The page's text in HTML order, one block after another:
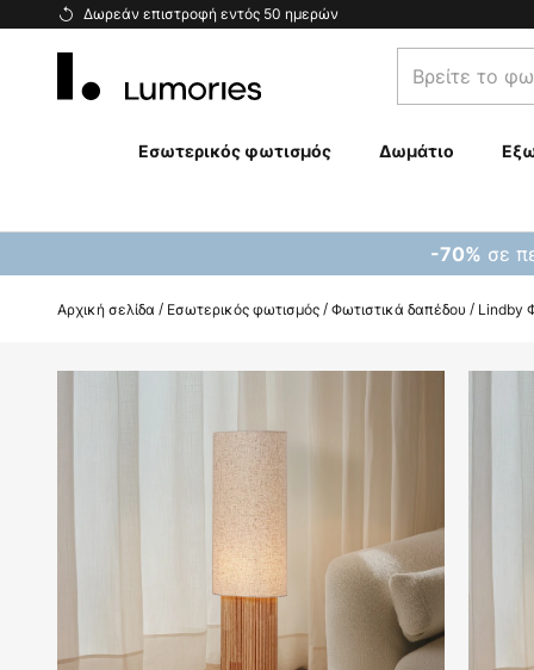
Δωρεάν επιστροφή εντός 50 ημερών
Μετάβαση
Βρείτε
το
σας...
Εσωτερικός φωτισμός Δωμάτιο
-70% σε
Αρχική σελίδα Εσωτερικός φωτισμός Φωτιστικά δαπέδου Lindby